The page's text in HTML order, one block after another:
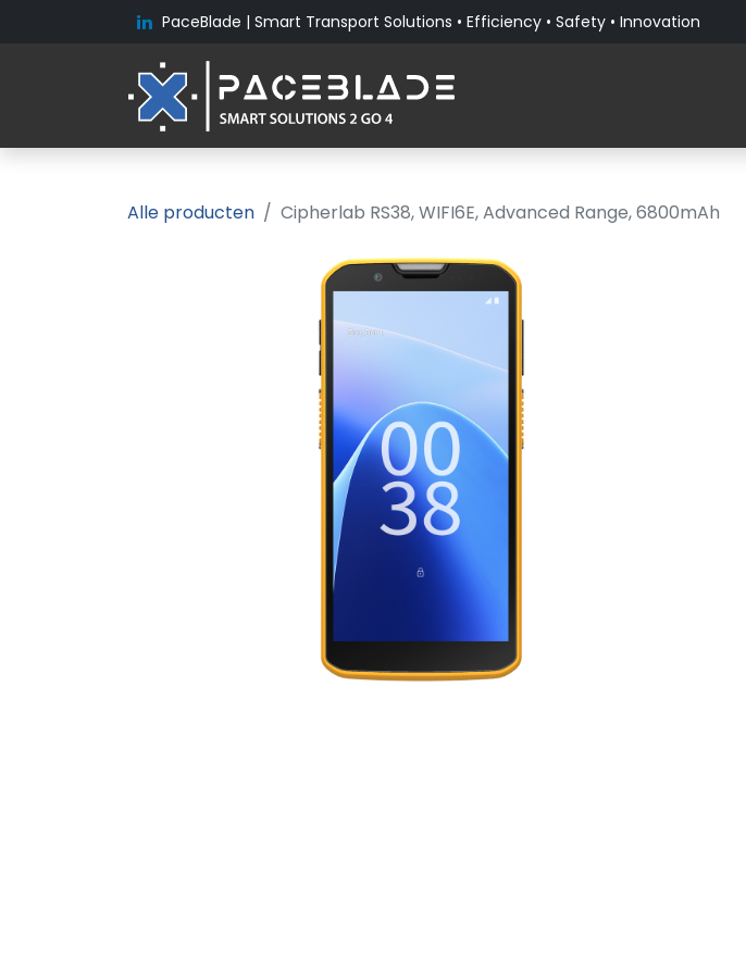
PaceBlade | Smart Transport Solutions • Efficiency • Safety • Innovation
Alle producten Cipherlab RS38, WIFI6E, Advanced Range, 6800mAh